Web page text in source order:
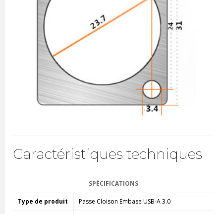
Caractéristiques techniques
SPÉCIFICATIONS
Type de produit Passe Cloison Embase USB-A 3.0